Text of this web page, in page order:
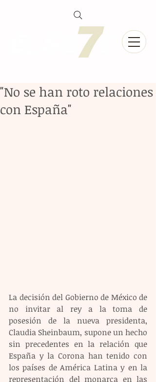
"No se han roto relaciones
con España"
La decisión del Gobierno de México de
no invitar al rey a la toma de
posesión de la nueva presidenta,
Claudia Sheinbaum, supone un hecho
sin precedentes en la relación que
España y la Corona han tenido con
los países de América Latina y en la
representación del monarca en las